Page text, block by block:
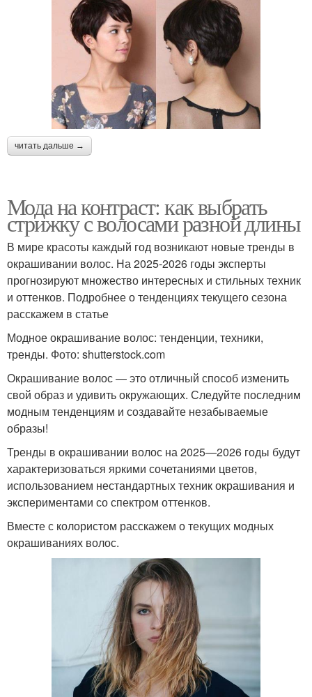
читать дальше →
Мода на контраст: как выбрать
стрижку с волосами разной длины
В мире красоты каждый год возникают новые тренды в
окрашивании волос. На 2025-2026 годы эксперты
прогнозируют множество интересных и стильных техник
и оттенков. Подробнее о тенденциях текущего сезона
расскажем в статье
Модное окрашивание волос: тенденции, техники,
тренды. Фото: shutterstock.com
Окрашивание волос — это отличный способ изменить
свой образ и удивить окружающих. Следуйте последним
модным тенденциям и создавайте незабываемые
образы!
Тренды в окрашивании волос на 2025—2026 годы будут
характеризоваться яркими сочетаниями цветов,
использованием нестандартных техник окрашивания и
экспериментами со спектром оттенков.
Вместе с колористом расскажем о текущих модных
окрашиваниях волос.